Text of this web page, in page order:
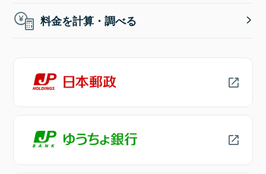
料金を計算・調べる